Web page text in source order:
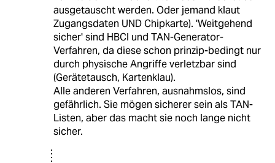
ausgetauscht werden. Oder jemand klaut
Zugangsdaten UND Chipkarte). 'Weitgehend
sicher' sind HBCI und TAN-Generator-
Verfahren, da diese schon prinzip-bedingt nur
durch physische Angriffe verletzbar sind
(Gerätetausch, Kartenklau).
Alle anderen Verfahren, ausnahmslos, sind
gefährlich. Sie mögen sicherer sein als TAN-
Listen, aber das macht sie noch lange nicht
sicher.